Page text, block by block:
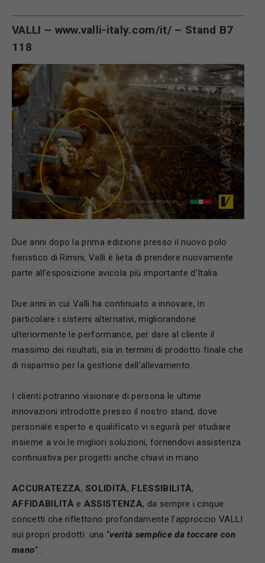
VALLI – www.valli-italy.com/it/– Stand B7
118
Due anni dopo la prima edizione presso il nuovo polo
fieristico di Rimini, Valli è lieta di prendere nuovamente
parte all’esposizione avicola più importante d’Italia.
Due anni in cui Valli ha continuato a innovare, in
particolare i sistemi alternativi, migliorandone
ulteriormente le performance, per dare al cliente il
massimo dei risultati, sia in termini di prodotto finale che
di risparmio per la gestione dell’allevamento.
I clienti potranno visionare di persona le ultime
innovazioni introdotte presso il nostro stand, dove
personale esperto e qualificato vi seguirà per studiare
insieme a voi le migliori soluzioni, fornendovi assistenza
continuativa per progetti anche chiavi in mano.
ACCURATEZZA,SOLIDITÀ, FLESSIBILITÀ,
AFFIDABILITÀ e ASSISTENZA, da sempre i cinque
concetti che riflettono profondamente l’approccio VALLI
sui propri prodotti: una “verità semplice da toccare con
mano”.